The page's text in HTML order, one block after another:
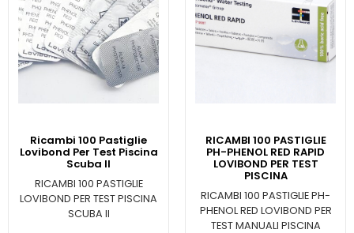
Ricambi 100 Pastiglie
Lovibond Per Test Piscina
Scuba II
RICAMBI 100 PASTIGLIE
LOVIBOND PER TEST PISCINA
SCUBA II
RICAMBI 100 PASTIGLIE
PH-PHENOL RED RAPID
LOVIBOND PER TEST
PISCINA
RICAMBI 100 PASTIGLIE PH-
PHENOL RED LOVIBOND PER
TEST MANUALI PISCINA